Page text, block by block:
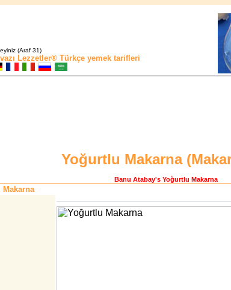
(Araf 31)
Lezzetler® Türkçe yemek tarifleri
Yoğurtlu Makarna (
Banu Atabay's Yoğurtlu Makarna
Makarna